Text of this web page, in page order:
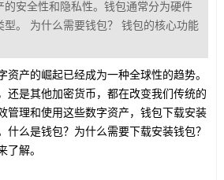
的安全性和隐私性。钱包通常分为硬件
型。 为什么需要钱包？ 钱包的核心功能
资产的崛起已经成为一种全球性的趋势。
还是其他加密货币，都在改变我们传统的
管理和使用这些数字资产，钱包下载安装
什么是钱包？为什么需要下载安装钱包？
了解。